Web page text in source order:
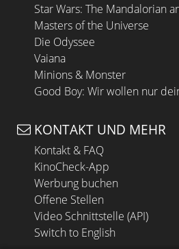
Star Wars: The Mandalorian
Masters of the Universe
Die Odyssee
Vaiana
Minions & Monster
Good Boy: Wir wollen nur
KONTAKT UND MEHR
Kontakt & FAQ
KinoCheck-App
Werbung buchen
Offene Stellen
Video Schnittstelle (API)
Switch to English